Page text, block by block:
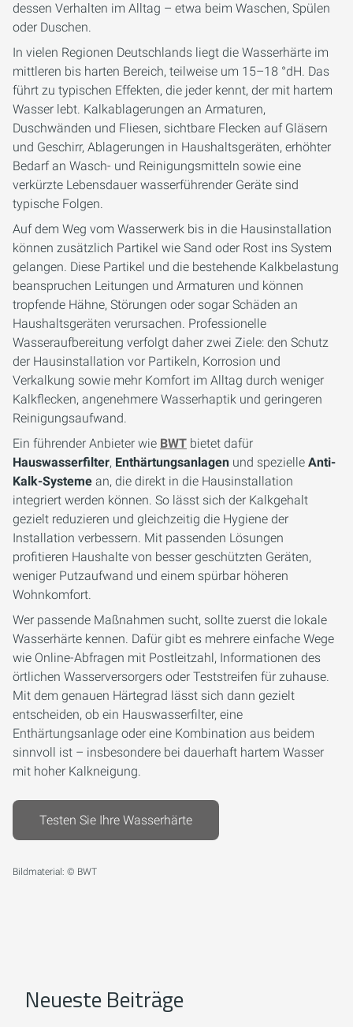
dessen Verhalten im Alltag – etwa beim Waschen, Spülen
oder Duschen.
In vielen Regionen Deutschlands liegt die Wasserhärte im
mittleren bis harten Bereich, teilweise um 15–18 °dH. Das
führt zu typischen Effekten, die jeder kennt, der mit hartem
Wasser lebt. Kalkablagerungen an Armaturen,
Duschwänden und Fliesen, sichtbare Flecken auf Gläsern
und Geschirr, Ablagerungen in Haushaltsgeräten, erhöhter
Bedarf an Wasch- und Reinigungsmitteln sowie eine
verkürzte Lebensdauer wasserführender Geräte sind
typische Folgen.
Auf dem Weg vom Wasserwerk bis in die Hausinstallation
können zusätzlich Partikel wie Sand oder Rost ins System
gelangen. Diese Partikel und die bestehende Kalkbelastung
beanspruchen Leitungen und Armaturen und können
tropfende Hähne, Störungen oder sogar Schäden an
Haushaltsgeräten verursachen. Professionelle
Wasseraufbereitung verfolgt daher zwei Ziele: den Schutz
der Hausinstallation vor Partikeln, Korrosion und
Verkalkung sowie mehr Komfort im Alltag durch weniger
Kalkflecken, angenehmere Wasserhaptik und geringeren
Reinigungsaufwand.
Ein führender Anbieter wie BWT bietet dafür
Hauswasserfilter, Enthärtungsanlagen und spezielle Anti-
Kalk-Systeme an, die direkt in die Hausinstallation
integriert werden können. So lässt sich der Kalkgehalt
gezielt reduzieren und gleichzeitig die Hygiene der
Installation verbessern. Mit passenden Lösungen
profitieren Haushalte von besser geschützten Geräten,
weniger Putzaufwand und einem spürbar höheren
Wohnkomfort.
Wer passende Maßnahmen sucht, sollte zuerst die lokale
Wasserhärte kennen. Dafür gibt es mehrere einfache Wege
wie Online-Abfragen mit Postleitzahl, Informationen des
örtlichen Wasserversorgers oder Teststreifen für zuhause.
Mit dem genauen Härtegrad lässt sich dann gezielt
entscheiden, ob ein Hauswasserfilter, eine
Enthärtungsanlage oder eine Kombination aus beidem
sinnvoll ist – insbesondere bei dauerhaft hartem Wasser
mit hoher Kalkneigung.
Testen Sie Ihre Wasserhärte
Bildmaterial: © BWT
Neueste Beiträge